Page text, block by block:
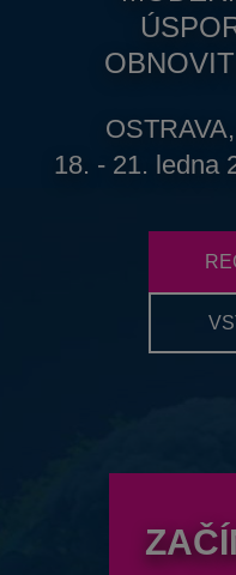
18. - 21. ledna